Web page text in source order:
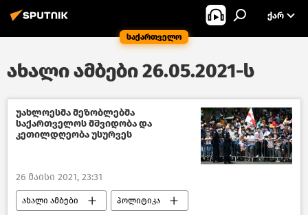
საქართველო
ᲥᲐᲠ
ახალი ამბები 26.05.2021-ს
უახლოესმა მეზობლებმა
საქართველოს მშვიდობა და
კეთილდღეობა უსურვეს
26 მაისი 2021, 23:31
ახალი ამბები პოლიტიკა